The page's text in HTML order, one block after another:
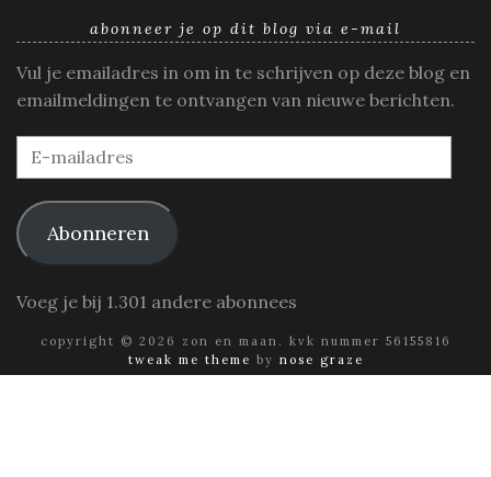
abonneer je op dit blog via e-mail
Vul je emailadres in om in te schrijven op deze blog en
emailmeldingen te ontvangen van nieuwe berichten.
E-
mailadres
Abonneren
Voeg je bij 1.301 andere abonnees
copyright © 2026 zon en maan. kvk nummer 56155816
tweak me theme by nose graze